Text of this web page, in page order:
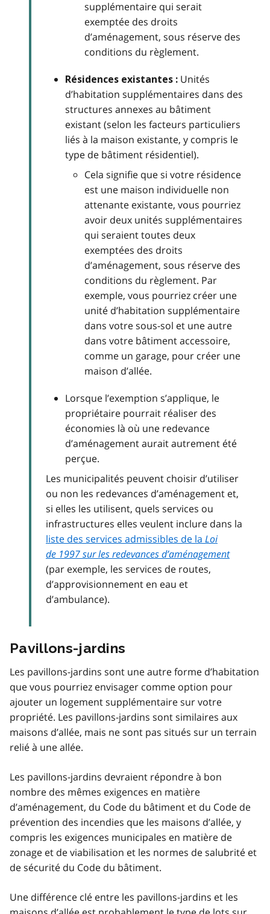
supplémentaire qui serait
exemptée des droits
d’aménagement, sous réserve des
conditions du règlement.
Résidences existantes : Unités
d’habitation supplémentaires dans des
structures annexes au bâtiment
existant (selon les facteurs particuliers
liés à la maison existante, y compris le
type de bâtiment résidentiel).
Cela signifie que si votre résidence
est une maison individuelle non
attenante existante, vous pourriez
avoir deux unités supplémentaires
qui seraient toutes deux
exemptées des droits
d’aménagement, sous réserve des
conditions du règlement. Par
exemple, vous pourriez créer une
unité d’habitation supplémentaire
dans votre sous-sol et une autre
dans votre bâtiment accessoire,
comme un garage, pour créer une
maison d’allée.
Lorsque l’exemption s’applique, le
propriétaire pourrait réaliser des
économies là où une redevance
d’aménagement aurait autrement été
perçue.
Les municipalités peuvent choisir d’utiliser
ou non les redevances d’aménagement et,
si elles les utilisent, quels services ou
infrastructures elles veulent inclure dans la
liste des services admissibles de la Loi
de 1997 sur les redevances d’aménagement
(par exemple, les services de routes,
d’approvisionnement en eau et
d’ambulance).
Pavillons-jardins
Les pavillons-jardins sont une autre forme d’habitation
que vous pourriez envisager comme option pour
ajouter un logement supplémentaire sur votre
propriété. Les pavillons-jardins sont similaires aux
maisons d’allée, mais ne sont pas situés sur un terrain
relié à une allée.
Les pavillons-jardins devraient répondre à bon
nombre des mêmes exigences en matière
d’aménagement, du Code du bâtiment et du Code de
prévention des incendies que les maisons d’allée, y
compris les exigences municipales en matière de
zonage et de viabilisation et les normes de salubrité et
de sécurité du Code du bâtiment.
Une différence clé entre les pavillons-jardins et les